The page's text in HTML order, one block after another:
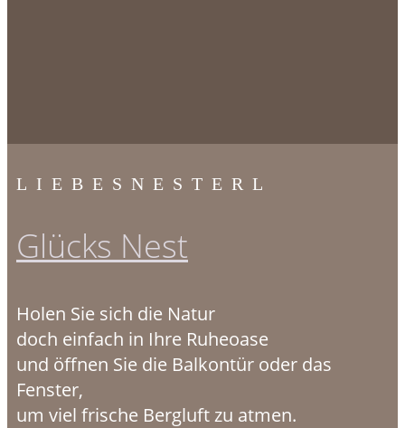
LIEBESNESTERL
Glücks Nest
Holen Sie sich die Natur
doch einfach in Ihre Ruheoase
und öffnen Sie die Balkontür oder das
Fenster,
um viel frische Bergluft zu atmen.